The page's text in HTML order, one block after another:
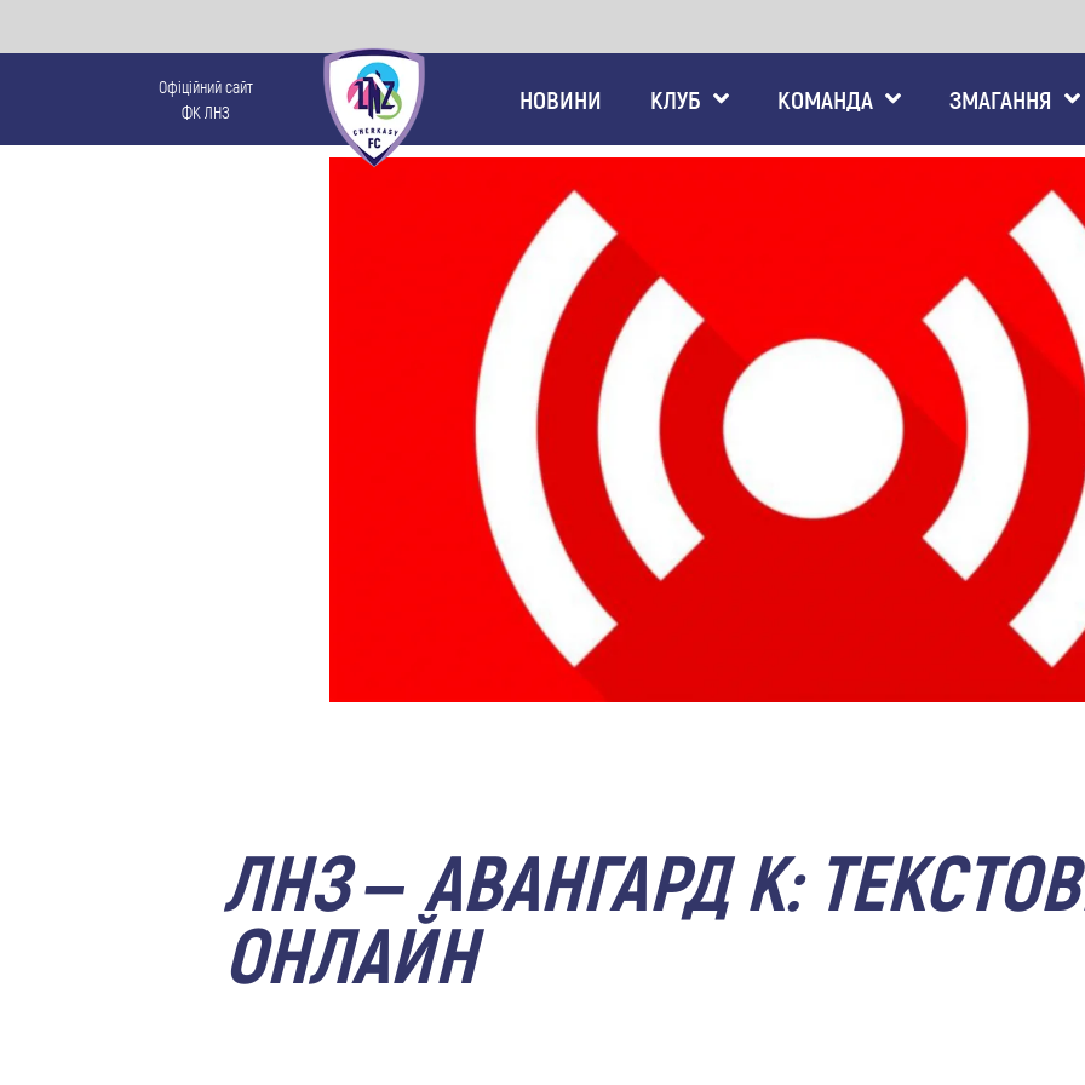
Офіційний сайт
ФК ЛНЗ
НОВИНИ КЛУБ КОМАНДА ЗМАГАННЯ
ЛНЗ – АВАНГАРД К:
ОНЛАЙН